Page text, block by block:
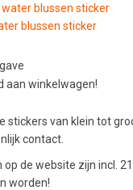
blussen sticker
aan winkelwagen!
stickers van klein tot
contact.
de website zijn incl.
worden!